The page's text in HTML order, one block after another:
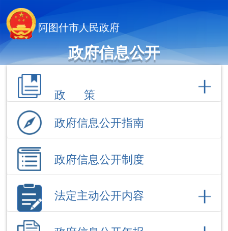
阿图什市人民政府
政府信息公开
政府信息公开指南
政府信息公开制度
法定主动公开内容
政府信息公开年报
依 申 请公 开